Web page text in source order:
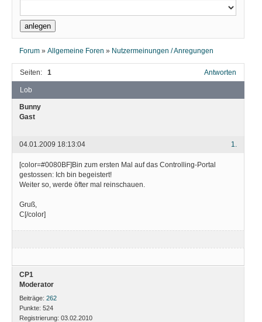
Forum »Allgemeine Foren » Nutzermeinungen / Anregungen
Seiten: 1 Antworten
Lob
Bunny
Gast
1.
04.01.2009 18:13:04
[color=#0080BF]Bin zum ersten Mal auf das Controlling-Portal
gestossen: Ich bin begeistert!
Weiter so, werde öfter mal reinschauen.
Gruß,
C[/color]
CP1
Moderator
Beiträge: 262
Punkte: 524
Registrierung: 03.02.2010